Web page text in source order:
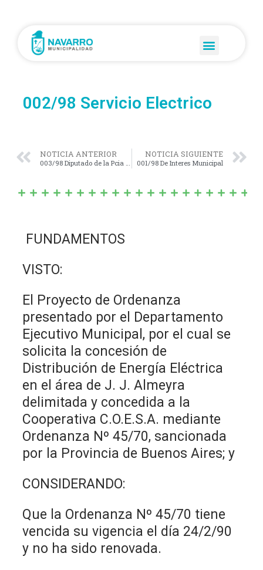
002/98 Servicio Electrico
NOTICIA ANTERIOR
003/98 Diputado de la Pcia de Bs As
NOTICIA SIGUIENTE
001/98 De Interes Municipal
FUNDAMENTOS
VISTO:
El Proyecto de Ordenanza
presentado por el Departamento
Ejecutivo Municipal, por el cual se
solicita la concesión de
Distribución de Energía Eléctrica
en el área de J. J. Almeyra
delimitada y concedida a la
Cooperativa C.O.E.S.A. mediante
Ordenanza Nº 45/70, sancionada
por la Provincia de Buenos Aires; y
CONSIDERANDO:
Que la Ordenanza Nº 45/70 tiene
vencida su vigencia el día 24/2/90
y no ha sido renovada.